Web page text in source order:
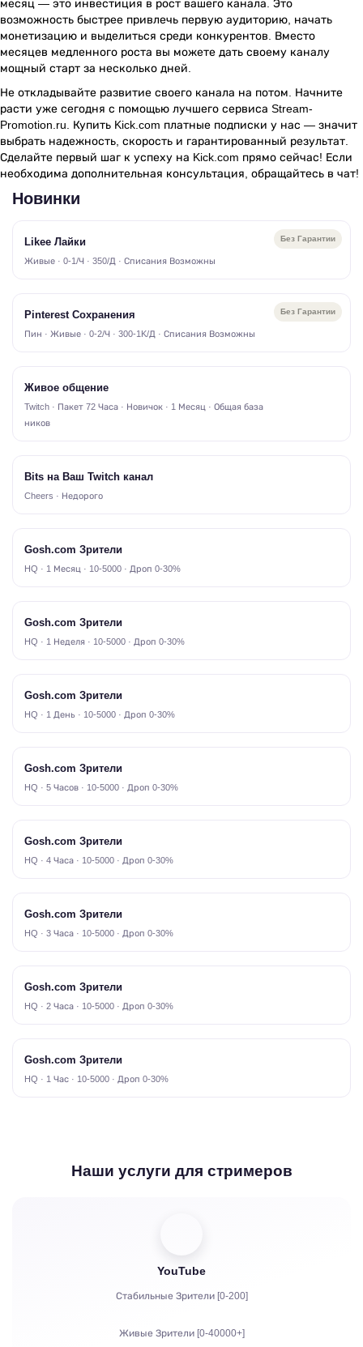
месяц — это инвестиция в рост вашего канала. Это
возможность быстрее привлечь первую аудиторию, начать
монетизацию и выделиться среди конкурентов. Вместо
месяцев медленного роста вы можете дать своему каналу
мощный старт за несколько дней.
Не откладывайте развитие своего канала на потом. Начните
расти уже сегодня с помощью лучшего сервиса Stream-
Promotion.ru. Купить Kick.com платные подписки у нас — значит
выбрать надежность, скорость и гарантированный результат.
Сделайте первый шаг к успеху на Kick.com прямо сейчас! Если
необходима дополнительная консультация, обращайтесь в чат!
Новинки
Без Гарантии
Likee Лайки
Живые · 0-1/Ч · 350/Д · Списания Возможны
Без Гарантии
Pinterest Сохранения
Пин · Живые · 0-2/Ч · 300-1K/Д · Списания Возможны
Живое общение
Twitch · Пакет 72 Часа · Новичок · 1 Месяц · Общая база
ников
Bits на Ваш Twitch канал
Cheers · Недорого
Gosh.com Зрители
HQ · 1 Месяц · 10-5000 · Дроп 0-30%
Gosh.com Зрители
HQ · 1 Неделя · 10-5000 · Дроп 0-30%
Gosh.com Зрители
HQ · 1 День · 10-5000 · Дроп 0-30%
Gosh.com Зрители
HQ · 5 Часов · 10-5000 · Дроп 0-30%
Gosh.com Зрители
HQ · 4 Часа · 10-5000 · Дроп 0-30%
Gosh.com Зрители
HQ · 3 Часа · 10-5000 · Дроп 0-30%
Gosh.com Зрители
HQ · 2 Часа · 10-5000 · Дроп 0-30%
Gosh.com Зрители
HQ · 1 Час · 10-5000 · Дроп 0-30%
Наши услуги для стримеров
YouTube
Стабильные Зрители [0-200]
Живые Зрители [0-40000+]